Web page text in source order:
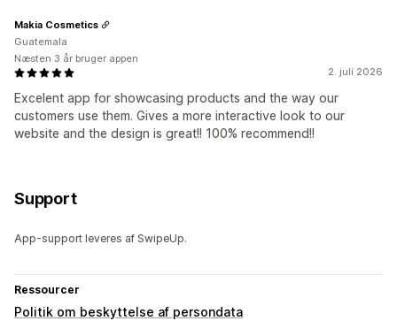
2. juli 2026
Excelent app for showcasing products and the way our
customers use them. Gives a more interactive look to our
website and the design is great!! 100% recommend!!
Makia Cosmetics
Guatemala
Næsten 3 år bruger appen
Support
App-support leveres af SwipeUp.
Ressourcer
Politik om beskyttelse af persondata